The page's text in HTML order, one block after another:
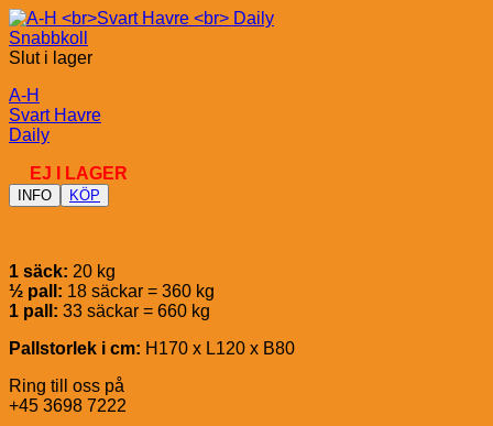
Snabbkoll
Slut i lager
A-H
Svart Havre
Daily
EJ I LAGER
INFO KÖP
1 säck: 20 kg
½ pall: 18 säckar = 360 kg
1 pall: 33 säckar = 660 kg
Pallstorlek i cm: H170 x L120 x B80
Ring till oss på
+45 3698 7222